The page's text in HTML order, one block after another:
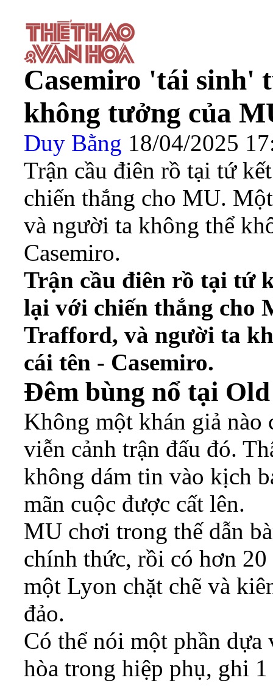
Casemiro 'tái sinh'
không tưởng của
Duy Bằng 18/04/2025
Trận cầu điên rồ tại tứ
chiến thắng cho MU.
và người ta không thể
Casemiro.
Trận cầu điên rồ tại tứ
lại với chiến thắng cho
Trafford, và người ta
cái tên - Casemiro.
Đêm bùng nổ tại
Không một khán giả
viễn cảnh trận đấu đó.
không dám tin vào kịch
mãn cuộc được cất lên.
MU chơi trong thế dẫn
chính thức, rồi có hơn
một Lyon chặt chẽ và
đảo.
Có thể nói một phần dựa
hòa trong hiệp phụ, ghi